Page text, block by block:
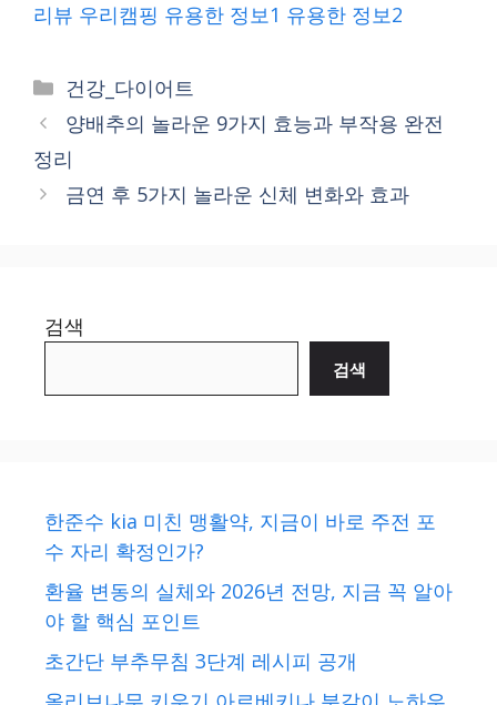
리뷰 우리캠핑 유용한 정보1 유용한 정보2
Categories
건강_다이어트
양배추의 놀라운 9가지 효능과 부작용 완전
정리
금연 후 5가지 놀라운 신체 변화와 효과
검색
검색
한준수 kia 미친 맹활약, 지금이 바로 주전 포
수 자리 확정인가?
환율 변동의 실체와 2026년 전망, 지금 꼭 알아
야 할 핵심 포인트
초간단 부추무침 3단계 레시피 공개